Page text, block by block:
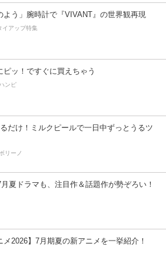
よう」腕時計で『VIVANT』の世界観再現
イアップ特集
ピッ！ですぐに買えちゃう
ンピ
だけ！ミルクピールで一日中ずっとうるツ
リーノ
夏ドラマも、注目作＆話題作が勢ぞろい！
メ2026】7月期夏の新アニメを一挙紹介！